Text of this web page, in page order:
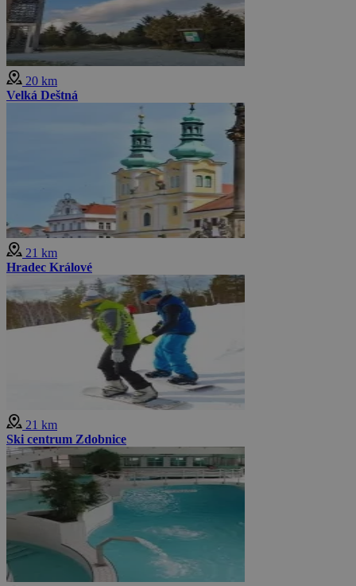
20 km
Velká Deštná
21 km
Hradec Králové
21 km
Ski centrum Zdobnice